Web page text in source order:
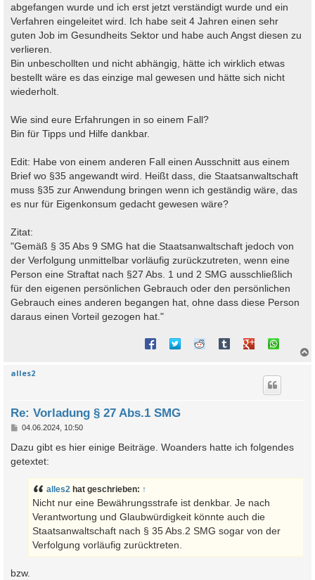
abgefangen wurde und ich erst jetzt verständigt wurde und ein
Verfahren eingeleitet wird. Ich habe seit 4 Jahren einen sehr
guten Job im Gesundheits Sektor und habe auch Angst diesen zu
verlieren.
Bin unbeschollten und nicht abhängig, hätte ich wirklich etwas
bestellt wäre es das einzige mal gewesen und hätte sich nicht
wiederholt.
Wie sind eure Erfahrungen in so einem Fall?
Bin für Tipps und Hilfe dankbar.
Edit: Habe von einem anderen Fall einen Ausschnitt aus einem
Brief wo §35 angewandt wird. Heißt dass, die Staatsanwaltschaft
muss §35 zur Anwendung bringen wenn ich geständig wäre, das
es nur für Eigenkonsum gedacht gewesen wäre?
Zitat:
"Gemäß § 35 Abs 9 SMG hat die Staatsanwaltschaft jedoch von
der Verfolgung unmittelbar vorläufig zurückzutreten, wenn eine
Person eine Straftat nach §27 Abs. 1 und 2 SMG ausschließlich
für den eigenen persönlichen Gebrauch oder den persönlichen
Gebrauch eines anderen begangen hat, ohne dass diese Person
daraus einen Vorteil gezogen hat."
alles2
Re: Vorladung § 27 Abs.1 SMG
B
i
r
04.06.2024, 10:50
Dazu gibt es hier einige Beiträge. Woanders hatte ich folgendes
getextet:
alles2 hat geschrieben: ↑
Nicht nur eine Bewährungsstrafe ist denkbar. Je nach
Verantwortung und Glaubwürdigkeit könnte auch die
Staatsanwaltschaft nach § 35 Abs.2 SMG sogar von der
Verfolgung vorläufig zurücktreten.
bzw.